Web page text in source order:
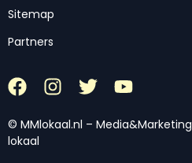
Sitemap
Partners
© MMlokaal.nl – Media&Marketing
lokaal